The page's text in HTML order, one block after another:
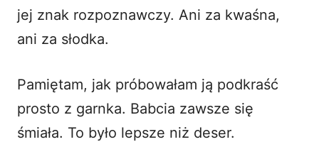
jej znak rozpoznawczy. Ani za kwaśna,
ani za słodka.
Pamiętam, jak próbowałam ją podkraść
prosto z garnka. Babcia zawsze się
śmiała. To było lepsze niż deser.